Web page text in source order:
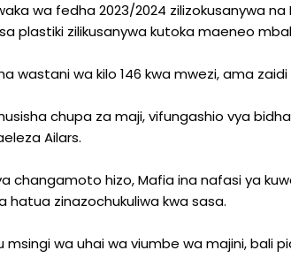
wa fedha 2023/2024 zilizokusanywa na
plastiki zilikusanywa kutoka maeneo
wastani wa kilo 146 kwa mwezi, ama zaidi
chupa za maji, vifungashio vya
Ailars.
changamoto hizo, Mafia ina nafasi ya
hatua zinazochukuliwa kwa sasa.
wa uhai wa viumbe wa majini, bali